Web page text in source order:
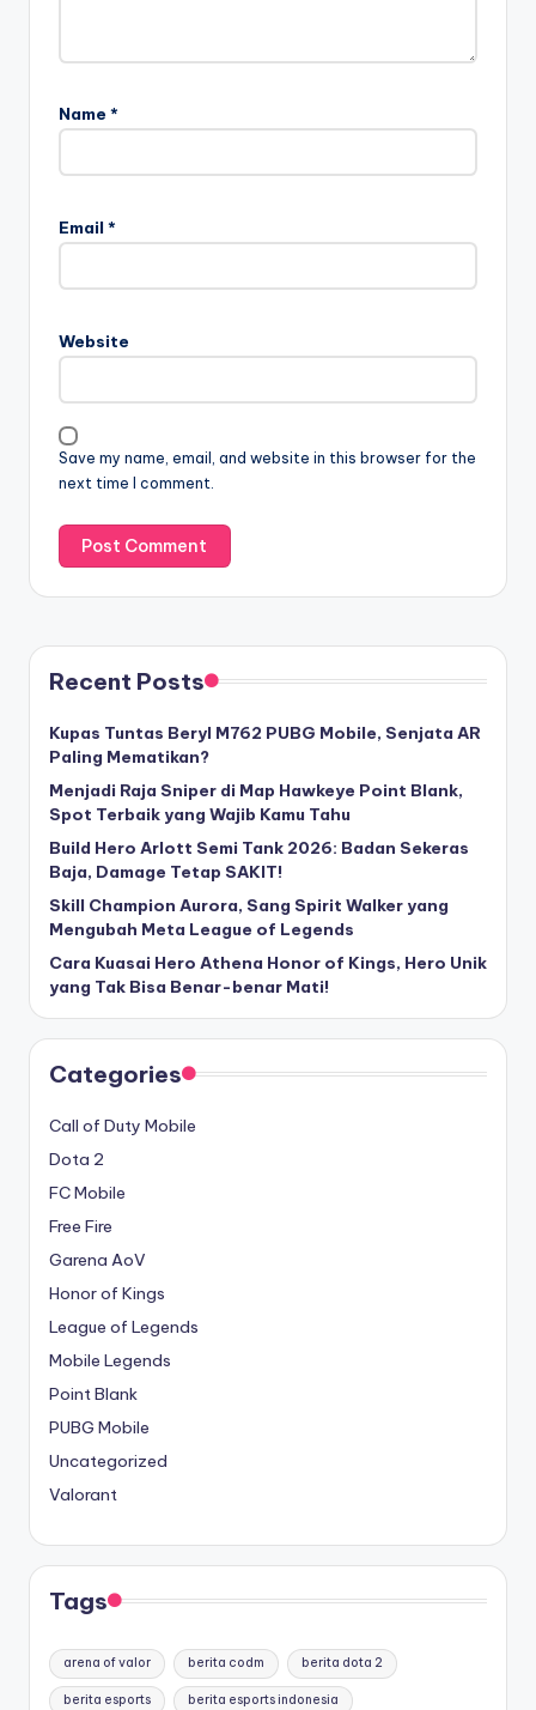
Name *
Email *
Website
Save my name, email, and website in this browser for the
next time I comment.
Recent Posts
Kupas Tuntas Beryl M762 PUBG Mobile, Senjata AR
Paling Mematikan?
Menjadi Raja Sniper di Map Hawkeye Point Blank,
Spot Terbaik yang Wajib Kamu Tahu
Build Hero Arlott Semi Tank 2026: Badan Sekeras
Baja, Damage Tetap SAKIT!
Skill Champion Aurora, Sang Spirit Walker yang
Mengubah Meta League of Legends
Cara Kuasai Hero Athena Honor of Kings, Hero Unik
yang Tak Bisa Benar-benar Mati!
Categories
Call of Duty Mobile
Dota 2
FC Mobile
Free Fire
Garena AoV
Honor of Kings
League of Legends
Mobile Legends
Point Blank
PUBG Mobile
Uncategorized
Valorant
Tags
arena of valor berita codm berita dota 2
berita esports berita esports indonesia